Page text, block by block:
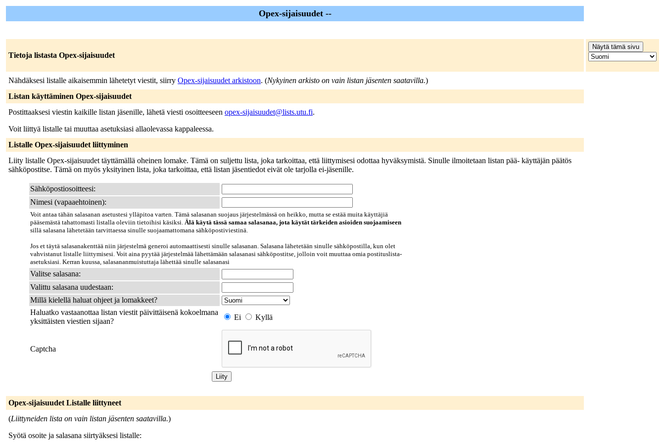
Opex-sijaisuudet --
Tietoja listasta Opex-sijaisuudet
Nähdäksesi listalle aikaisemmin lähetetyt viestit, siirry Opex-sijaisuudet arkistoon. (Nykyinen arkisto on vain listan jäsenten saatavilla.)
Listan käyttäminen Opex-sijaisuudet
Postittaaksesi viestin kaikille listan jäsenille, lähetä viesti osoitteeseen opex-sijaisuudet@lists.utu.fi.
Voit liittyä listalle tai muuttaa asetuksiasi allaolevassa kappaleessa.
Listalle Opex-sijaisuudet liittyminen
Liity listalle Opex-sijaisuudet täyttämällä oheinen lomake. Tämä on suljettu lista, joka tarkoittaa, että liittymisesi odottaa hyväksymistä. Sinulle ilmoitetaan listan pää- käyttäjän päätös
sähköpostitse. Tämä on myös yksityinen lista, joka tarkoittaa, että listan jäsentiedot eivät ole tarjolla ei-jäsenille.
Sähköpostiosoitteesi:
Nimesi (vapaaehtoinen):
Voit antaa tähän salasanan asetustesi ylläpitoa varten. Tämä salasanan suojaus järjestelmässä on heikko, mutta se estää muita käyttäjiä
pääsemästä tahattomasti listalla oleviin tietoihisi käsiksi. Älä käytä tässä samaa salasanaa, jota käytät tärkeiden asioiden suojaamiseen
sillä salasana lähetetään tarvittaessa sinulle suojaamattomana sähköpostiviestinä.
Jos et täytä salasanakenttää niin järjestelmä generoi automaattisesti sinulle salasanan. Salasana lähetetään sinulle sähköpostilla, kun olet
vahvistanut listalle liittymisesi. Voit aina pyytää järjestelmää lähettämään salasanasi sähköpostitse, jolloin voit muuttaa omia postituslista-
asetuksiasi. Kerran kuussa, salasananmuistuttaja lähettää sinulle salasanasi
Valitse salasana:
Valittu salasana uudestaan:
Millä kielellä haluat ohjeet ja lomakkeet?
Haluatko vastaanottaa listan viestit päivittäisenä kokoelmana
yksittäisten viestien sijaan?
Ei Kyllä
Captcha
Opex-sijaisuudet Listalle liittyneet
(Liittyneiden lista on vain listan jäsenten saatavilla.)
Syötä osoite ja salasana siirtyäksesi listalle: